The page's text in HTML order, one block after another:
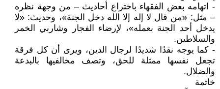
- اتهامه بعض الفقهاء باختراع أحاديث – من وجهة نظره
– مثل: «من قال لا إله إلا الله دخل الجنة»، وحديث: «لا
يدخل أحد الجنة بعمله»، لإرضاء الفجار وشاربي الخمر
والسلاطين.
- كما يوجه نقدًا شديدًا لرجال الدين، ويرى أن كل فرقة
تجعل نفسها ممثلة للحق، وتصف مخالفيها بالبدعة
والضلال.
خاتمة